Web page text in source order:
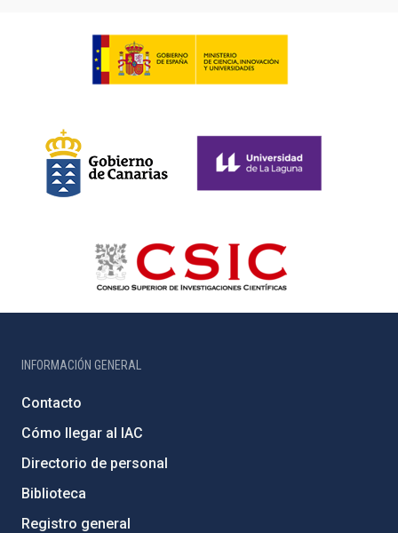
INFORMACIÓN GENERAL
Contacto
Cómo llegar al IAC
Directorio de personal
Biblioteca
Registro general